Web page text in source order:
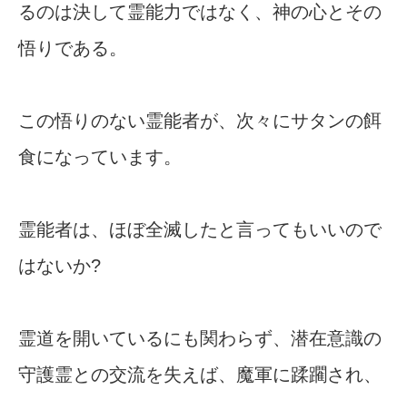
るのは決して霊能力ではなく、神の心とその
悟りである。
この悟りのない霊能者が、次々にサタンの餌
食になっています。
霊能者は、ほぼ全滅したと言ってもいいので
はないか?
霊道を開いているにも関わらず、潜在意識の
守護霊との交流を失えば、魔軍に蹂躙され、